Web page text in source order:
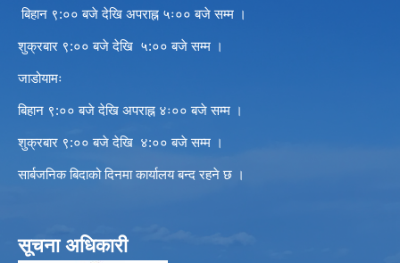
बिहान ९:०० बजे देखि अपराह्न ५ः०० बजे सम्म ।
शुक्रबार ९:०० बजे देखि ५:०० बजे सम्म ।
जाडोयामः
बिहान ९:०० बजे देखि अपराह्न ४ः०० बजे सम्म ।
शुक्रबार ९:०० बजे देखि ४:०० बजे सम्म ।
सार्बजनिक बिदाको दिनमा कार्यालय बन्द रहने छ ।
सूचना अधिकारी